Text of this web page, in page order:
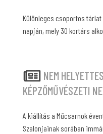
Különleges csoportos
napján, mely 30 kortárs
NEM
KÉPZŐMŰVÉSZETI
A kiállítás a Műcsarnok
Szalonjainak sorában